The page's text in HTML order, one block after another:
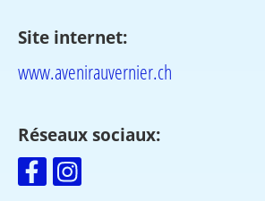
Site internet:
www.avenirauvernier.ch
Réseaux sociaux: